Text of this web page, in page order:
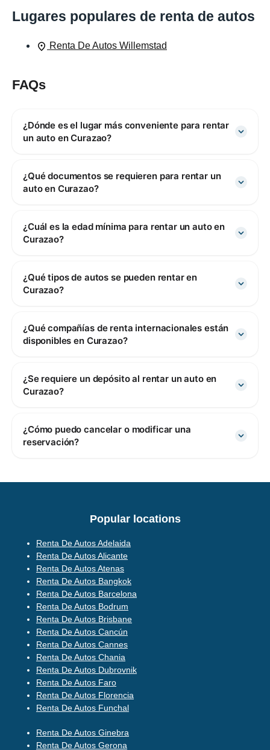
Lugares populares de renta de autos
Renta De Autos Willemstad
FAQs
¿Dónde es el lugar más conveniente para rentar
un auto en Curazao?
¿Qué documentos se requieren para rentar un
auto en Curazao?
¿Cuál es la edad mínima para rentar un auto en
Curazao?
¿Qué tipos de autos se pueden rentar en
Curazao?
¿Qué compañías de renta internacionales están
disponibles en Curazao?
¿Se requiere un depósito al rentar un auto en
Curazao?
¿Cómo puedo cancelar o modificar una
reservación?
Popular locations
Renta De Autos Adelaida
Renta De Autos Alicante
Renta De Autos Atenas
Renta De Autos Bangkok
Renta De Autos Barcelona
Renta De Autos Bodrum
Renta De Autos Brisbane
Renta De Autos Cancún
Renta De Autos Cannes
Renta De Autos Chania
Renta De Autos Dubrovnik
Renta De Autos Faro
Renta De Autos Florencia
Renta De Autos Funchal
Renta De Autos Ginebra
Renta De Autos Gerona